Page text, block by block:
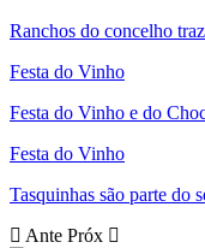
Ranchos do concelho
Festa do Vinho
Festa do Vinho e do
Festa do Vinho
Tasquinhas são parte do
Ante Próx